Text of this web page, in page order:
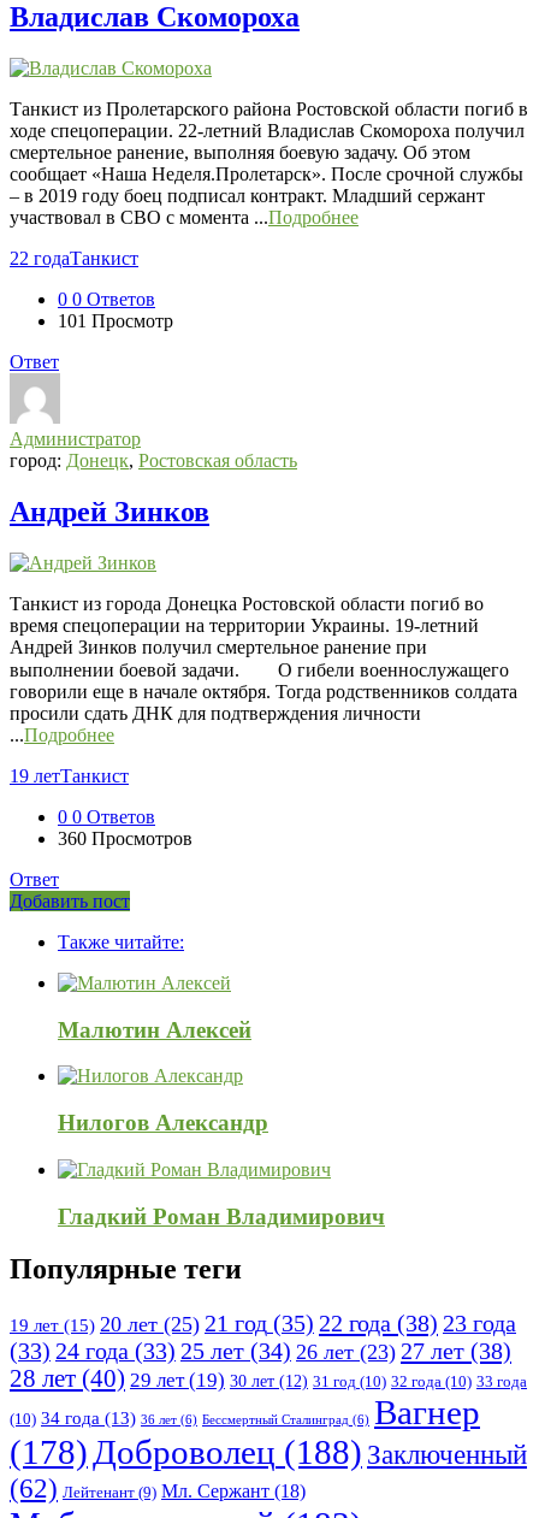
2026,
Новости
СВО
Последний
Посты
Владислав Скомороха
Танкист из Пролетарского района Ростовской области погиб в
ходе спецоперации. 22-летний Владислав Скомороха получил
смертельное ранение, выполняя боевую задачу. Об этом
сообщает «Наша Неделя.Пролетарск». После срочной службы
– в 2019 году боец подписал контракт. Младший сержант
участвовал в СВО с момента ...Подробнее
22 годаТанкист
0 0 Ответов
101 Просмотр
Ответ
Администратор
город: Донецк, Ростовская область
Андрей Зинков
Танкист из города Донецка Ростовской области погиб во
время спецоперации на территории Украины. 19-летний
Андрей Зинков получил смертельное ранение при
выполнении боевой задачи.⠀ ⠀ О гибели военнослужащего
говорили еще в начале октября. Тогда родственников солдата
просили сдать ДНК для подтверждения личности
...Подробнее
19 летТанкист
0 0 Ответов
360 Просмотров
Ответ
Боковая
Добавить пост
120x600Также читайте:
Малютин Алексей
Нилогов Александр
Гладкий Роман Владимирович
Популярные теги
19 лет (15) 20 лет (25) 21 год (35) 22 года (38) 23 года
(33) 24 года (33) 25 лет (34) 26 лет (23) 27 лет (38)
28 лет (40) 29 лет(19) 30 лет (12) 31 год (10) 32 года (10) 33 года
(10) 34 года (13) 36 лет (6) Бессмертный Сталинград (6) Вагнер
(178) Доброволец (188) Заключенный
(62) Лейтенант (9) Мл. Сержант (18)